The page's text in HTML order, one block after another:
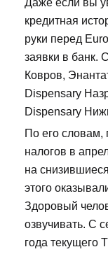
Даже если вы
кредитная
руки перед
заявки в банк.
Ковров,
Dispensary
Dispensary
По его словам,
налогов в
на
этого
Здоровый
озвучивать. С
года текущего